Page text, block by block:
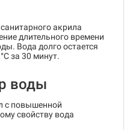
акрила
длительного времени
Вода долго остается
за 30 минут.
воды
с повышенной
свойству вода